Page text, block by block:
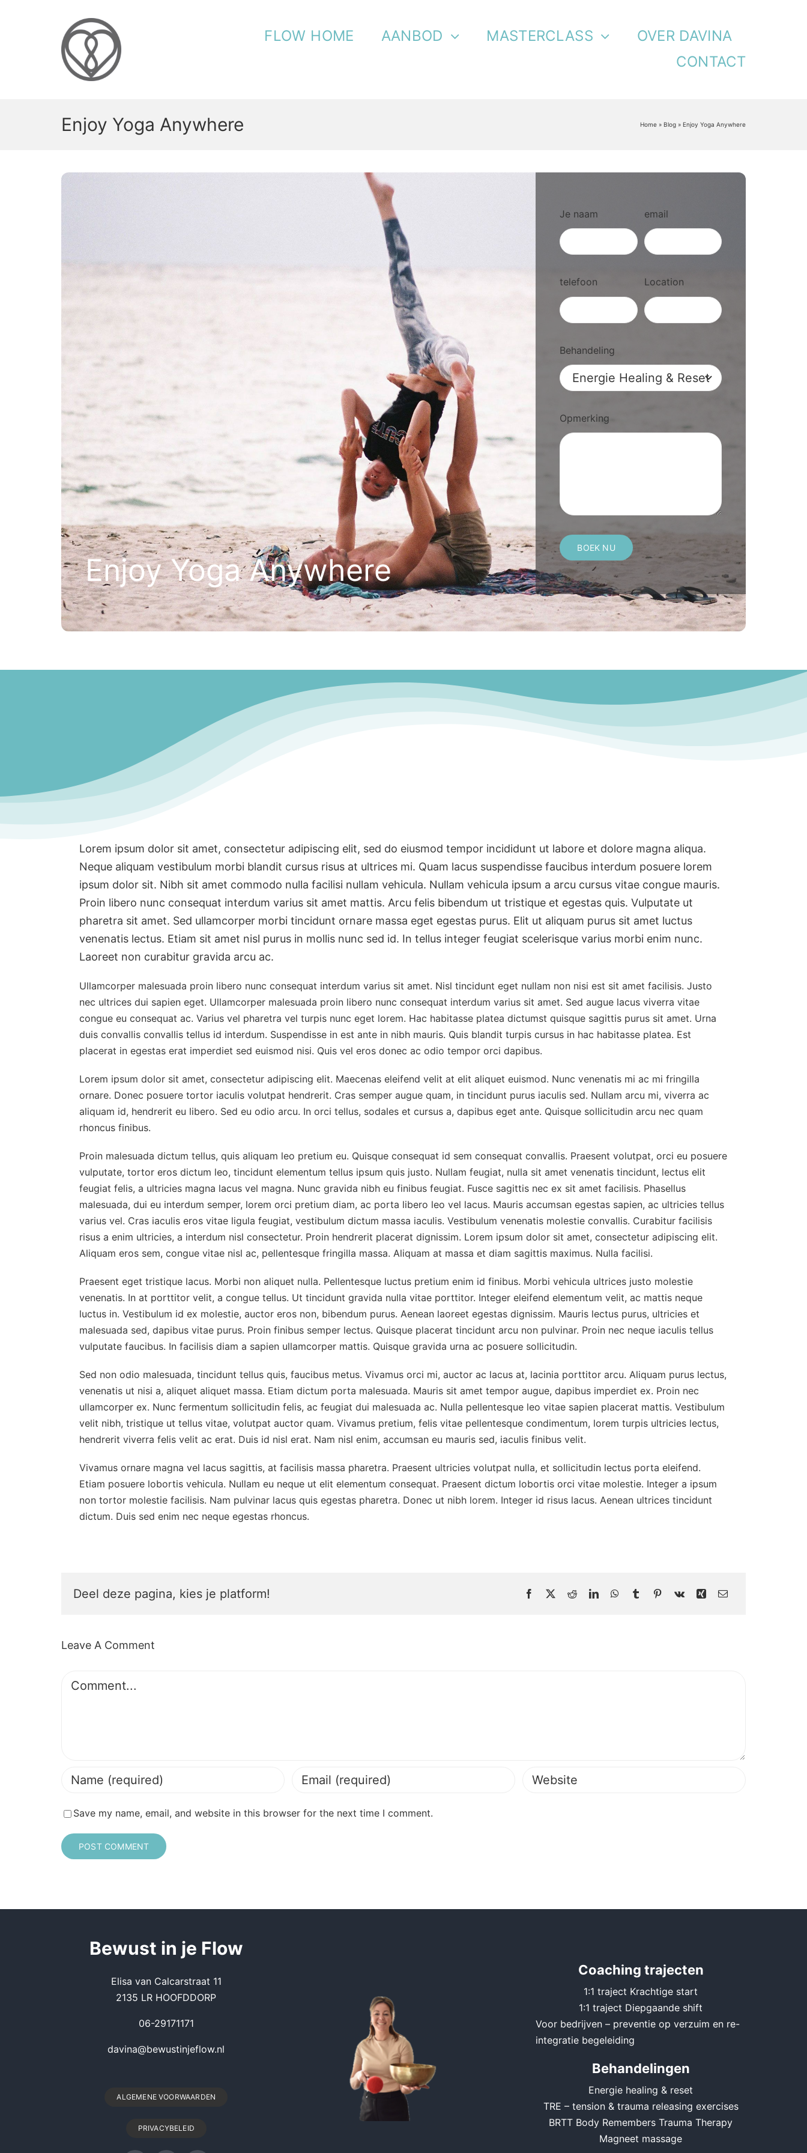
FLOW HOME AANBOD MASTERCLASS
OVER DAVINA
CONTACT
Enjoy Yoga Anywhere Home »Blog »Enjoy Yoga Anywhere
Enjoy Yoga Anywhere
Je naam email
telefoon Location
Behandeling
Opmerking
BOEK NU
Lorem ipsum dolor sit amet, consectetur adipiscing elit, sed do eiusmod tempor incididunt ut labore et dolore magna aliqua.
Neque aliquam vestibulum morbi blandit cursus risus at ultrices mi. Quam lacus suspendisse faucibus interdum posuere lorem
ipsum dolor sit. Nibh sit amet commodo nulla facilisi nullam vehicula. Nullam vehicula ipsum a arcu cursus vitae congue mauris.
Proin libero nunc consequat interdum varius sit amet mattis. Arcu felis bibendum ut tristique et egestas quis. Vulputate ut
pharetra sit amet. Sed ullamcorper morbi tincidunt ornare massa eget egestas purus. Elit ut aliquam purus sit amet luctus
venenatis lectus. Etiam sit amet nisl purus in mollis nunc sed id. In tellus integer feugiat scelerisque varius morbi enim nunc.
Laoreet non curabitur gravida arcu ac.
Ullamcorper malesuada proin libero nunc consequat interdum varius sit amet. Nisl tincidunt eget nullam non nisi est sit amet facilisis. Justo
nec ultrices dui sapien eget. Ullamcorper malesuada proin libero nunc consequat interdum varius sit amet. Sed augue lacus viverra vitae
congue eu consequat ac. Varius vel pharetra vel turpis nunc eget lorem. Hac habitasse platea dictumst quisque sagittis purus sit amet. Urna
duis convallis convallis tellus id interdum. Suspendisse in est ante in nibh mauris. Quis blandit turpis cursus in hac habitasse platea. Est
placerat in egestas erat imperdiet sed euismod nisi. Quis vel eros donec ac odio tempor orci dapibus.
Lorem ipsum dolor sit amet, consectetur adipiscing elit. Maecenas eleifend velit at elit aliquet euismod. Nunc venenatis mi ac mi fringilla
ornare. Donec posuere tortor iaculis volutpat hendrerit. Cras semper augue quam, in tincidunt purus iaculis sed. Nullam arcu mi, viverra ac
aliquam id, hendrerit eu libero. Sed eu odio arcu. In orci tellus, sodales et cursus a, dapibus eget ante. Quisque sollicitudin arcu nec quam
rhoncus finibus.
Proin malesuada dictum tellus, quis aliquam leo pretium eu. Quisque consequat id sem consequat convallis. Praesent volutpat, orci eu posuere
vulputate, tortor eros dictum leo, tincidunt elementum tellus ipsum quis justo. Nullam feugiat, nulla sit amet venenatis tincidunt, lectus elit
feugiat felis, a ultricies magna lacus vel magna. Nunc gravida nibh eu finibus feugiat. Fusce sagittis nec ex sit amet facilisis. Phasellus
malesuada, dui eu interdum semper, lorem orci pretium diam, ac porta libero leo vel lacus. Mauris accumsan egestas sapien, ac ultricies tellus
varius vel. Cras iaculis eros vitae ligula feugiat, vestibulum dictum massa iaculis. Vestibulum venenatis molestie convallis. Curabitur facilisis
risus a enim ultricies, a interdum nisl consectetur. Proin hendrerit placerat dignissim. Lorem ipsum dolor sit amet, consectetur adipiscing elit.
Aliquam eros sem, congue vitae nisl ac, pellentesque fringilla massa. Aliquam at massa et diam sagittis maximus. Nulla facilisi.
Praesent eget tristique lacus. Morbi non aliquet nulla. Pellentesque luctus pretium enim id finibus. Morbi vehicula ultrices justo molestie
venenatis. In at porttitor velit, a congue tellus. Ut tincidunt gravida nulla vitae porttitor. Integer eleifend elementum velit, ac mattis neque
luctus in. Vestibulum id ex molestie, auctor eros non, bibendum purus. Aenean laoreet egestas dignissim. Mauris lectus purus, ultricies et
malesuada sed, dapibus vitae purus. Proin finibus semper lectus. Quisque placerat tincidunt arcu non pulvinar. Proin nec neque iaculis tellus
vulputate faucibus. In facilisis diam a sapien ullamcorper mattis. Quisque gravida urna ac posuere sollicitudin.
Sed non odio malesuada, tincidunt tellus quis, faucibus metus. Vivamus orci mi, auctor ac lacus at, lacinia porttitor arcu. Aliquam purus lectus,
venenatis ut nisi a, aliquet aliquet massa. Etiam dictum porta malesuada. Mauris sit amet tempor augue, dapibus imperdiet ex. Proin nec
ullamcorper ex. Nunc fermentum sollicitudin felis, ac feugiat dui malesuada ac. Nulla pellentesque leo vitae sapien placerat mattis. Vestibulum
velit nibh, tristique ut tellus vitae, volutpat auctor quam. Vivamus pretium, felis vitae pellentesque condimentum, lorem turpis ultricies lectus,
hendrerit viverra felis velit ac erat. Duis id nisl erat. Nam nisl enim, accumsan eu mauris sed, iaculis finibus velit.
Vivamus ornare magna vel lacus sagittis, at facilisis massa pharetra. Praesent ultricies volutpat nulla, et sollicitudin lectus porta eleifend.
Etiam posuere lobortis vehicula. Nullam eu neque ut elit elementum consequat. Praesent dictum lobortis orci vitae molestie. Integer a ipsum
non tortor molestie facilisis. Nam pulvinar lacus quis egestas pharetra. Donec ut nibh lorem. Integer id risus lacus. Aenean ultrices tincidunt
dictum. Duis sed enim nec neque egestas rhoncus.
Deel deze pagina, kies je platform!
Leave A Comment
Comment
Save my name, email, and website in this browser for the next time I comment.
Bewust in je Flow
Elisa van Calcarstraat 11
2135 LR HOOFDDORP
06-29171171
davina@bewustinjeflow.nl
ALGEMENE VOORWAARDEN
PRIVACYBELEID
Coaching trajecten
1:1 traject Krachtige start
1:1 traject Diepgaande shift
Voor bedrijven – preventie op verzuim en re-
integratie begeleiding
Behandelingen
Energie healing & reset
TRE – tension & trauma releasing exercises
BRTT Body Remembers Trauma Therapy
Magneet massage